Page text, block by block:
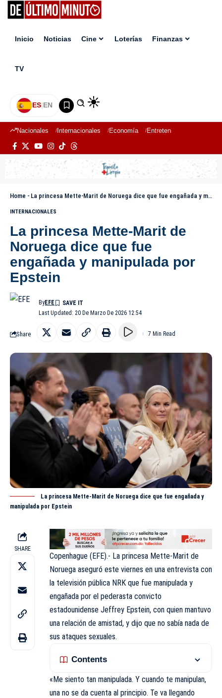
Inicio Noticias Cine Loterías Finanzas
TV
ES|EN
Nacionales Internacionales Economía Entretenimiento
Home - La princesa Mette-Marit de Noruega dice que fue engañada y manipulada por Epstein
INTERNACIONALES
La princesa Mette-Marit de
Noruega dice que fue
engañada y manipulada por
Epstein
Last Updated: 20 De Marzo De 2026 12:54
ByEFE
Share 7 Min Read
La princesa Mette-Marit de Noruega dice que fue engañada y
manipulada por Epstein
SHARE
Copenhague (EFE).- La princesa Mette-Marit de
Noruega aseguró este viernes en una entrevista con
la televisión pública NRK que fue manipulada y
engañada por el pederasta convicto
estadounidense Jeffrey Epstein, con quien mantuvo
una relación de amistad, y dijo que no sabía nada de
sus ataques sexuales.
Contents
«Me siento tan manipulada. Y cuando te manipulan,
una no se da cuenta al principio. Te va llegando